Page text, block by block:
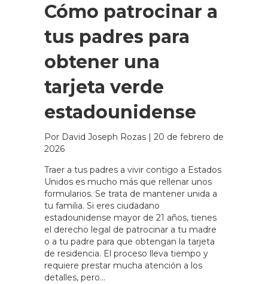
Cómo patrocinar a
tus padres para
obtener una
tarjeta verde
estadounidense
Por David Joseph Rozas
20 de febrero de
2026
Traer a tus padres a vivir contigo a Estados
Unidos es mucho más que rellenar unos
formularios. Se trata de mantener unida a
tu familia. Si eres ciudadano
estadounidense mayor de 21 años, tienes
el derecho legal de patrocinar a tu madre
o a tu padre para que obtengan la tarjeta
de residencia. El proceso lleva tiempo y
requiere prestar mucha atención a los
detalles, pero...